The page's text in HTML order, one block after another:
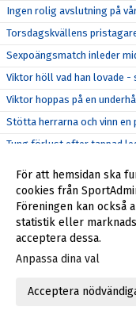
Ingen rolig avslutning på
Torsdagskvällens
Sexpoängsmatch inleder
Viktor höll vad han lovade -
Viktor hoppas på en
Stötta herrarna och vinn en
Tung förlust efter tappad
Första fullträffen kommer i
Det blev för svårt mot
Tufft uppdrag väntar på
Hedersam förlust i
Andra dragningen i
Semifinal mot BBK i Stora
Förlust mot Östersund
För att hemsidan ska
cookies från
Föreningen kan också
statistik eller
acceptera dessa.
Anpassa dina val
Acceptera